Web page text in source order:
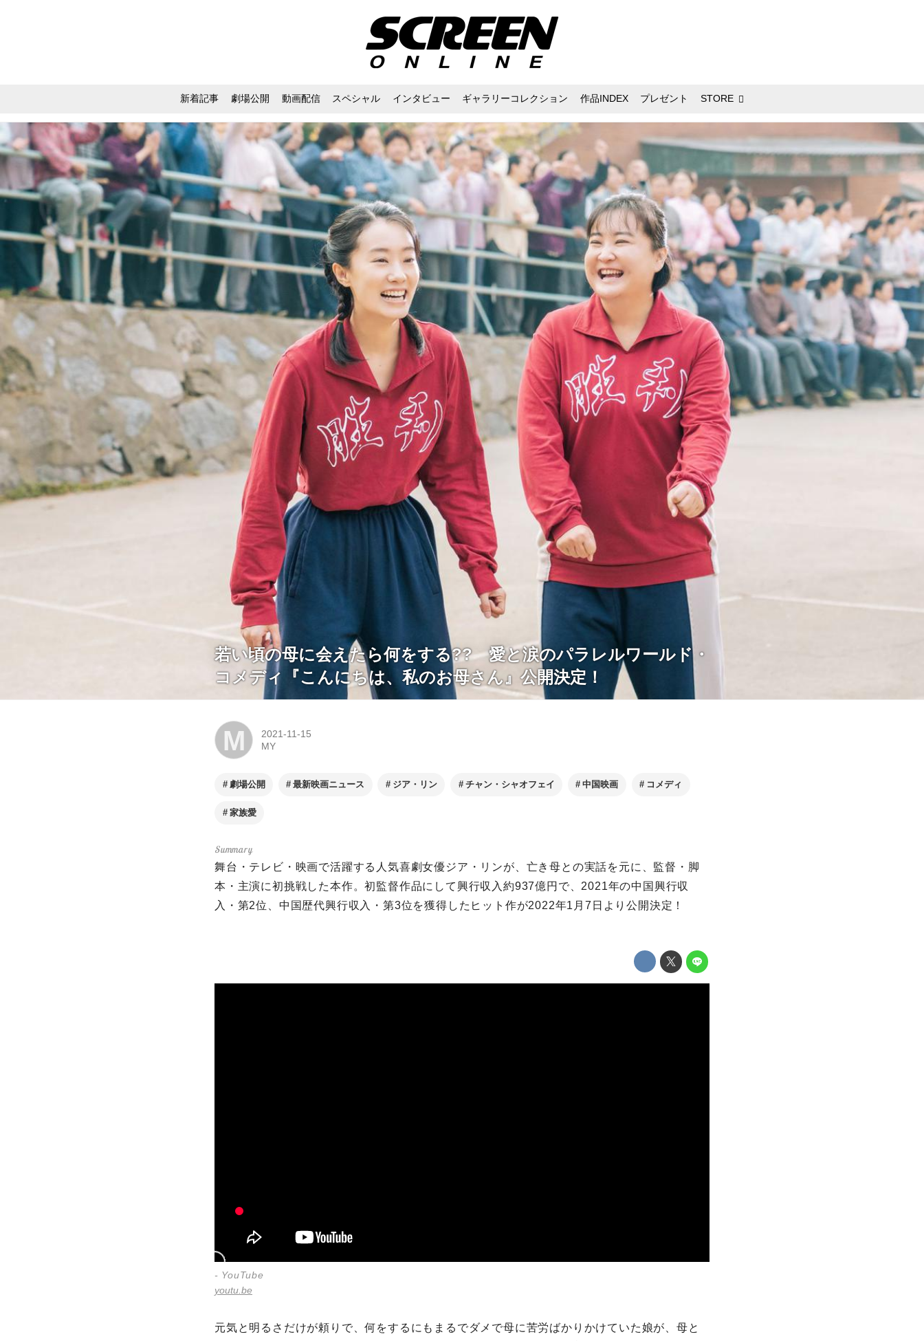
新着記事 劇場公開 動画配信 スペシャル インタビュー ギャラリーコレクション 作品INDEX プレゼント STORE
若い頃の母に会えたら何をする?? 愛と涙のパラレルワールド・
コメディ『こんにちは、私のお母さん』公開決定！
M
2021-11-15
MY
劇場公開 最新映画ニュース ジア・リン チャン・シャオフェイ 中国映画 コメディ
家族愛
舞台・テレビ・映画で活躍する人気喜劇女優ジア・リンが、亡き母との実話を元に、監督・脚
本・主演に初挑戦した本作。初監督作品にして興行収入約937億円で、2021年の中国興行収
入・第2位、中国歴代興行収入・第3位を獲得したヒット作が2022年1月7日より公開決定！
- YouTube
youtu.be
元気と明るさだけが頼りで、何をするにもまるでダメで母に苦労ばかりかけていた娘が、母と